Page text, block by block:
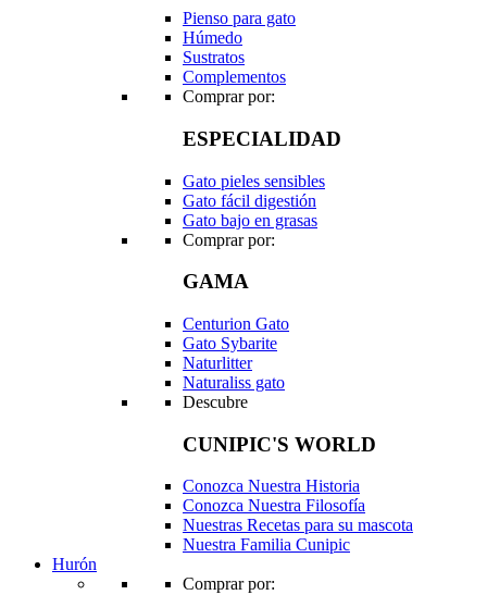
Pienso para gato
Húmedo
Sustratos
Complementos
Comprar por:
ESPECIALIDAD
Gato pieles sensibles
Gato fácil digestión
Gato bajo en grasas
Comprar por:
GAMA
Centurion Gato
Gato Sybarite
Naturlitter
Naturaliss gato
Descubre
CUNIPIC'S WORLD
Conozca Nuestra Historia
Conozca Nuestra Filosofía
Nuestras Recetas para su mascota
Nuestra Familia Cunipic
Hurón
Comprar por: